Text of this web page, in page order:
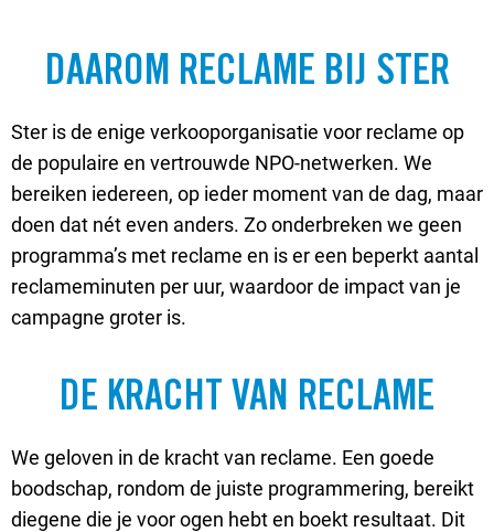
DAAROM RECLAME BIJ STER
Ster is de enige verkooporganisatie voor reclame op
de populaire en vertrouwde NPO-netwerken. We
bereiken iedereen, op ieder moment van de dag, maar
doen dat nét even anders. Zo onderbreken we geen
programma’s met reclame en is er een beperkt aantal
reclameminuten per uur, waardoor de impact van je
campagne groter is.
DE KRACHT VAN RECLAME
We geloven in de kracht van reclame. Een goede
boodschap, rondom de juiste programmering, bereikt
diegene die je voor ogen hebt en boekt resultaat. Dit